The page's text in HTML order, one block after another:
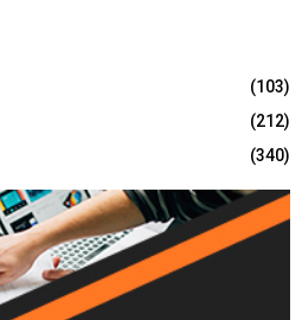
(103)
(212)
(340)